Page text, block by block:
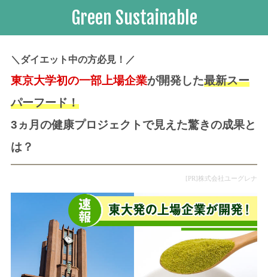
Green Sustainable
＼ダイエット中の方必見！／
東京大学初の一部上場企業が開発した最新スー
パーフード！
3ヵ月の健康プロジェクトで見えた驚きの成果と
は？
[PR]株式会社ユーグレナ